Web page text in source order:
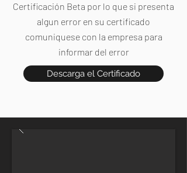
Certificación Beta por lo que si presenta
algun error en su certificado
comuniquese con la empresa para
informar del error
Descarga el Certificado